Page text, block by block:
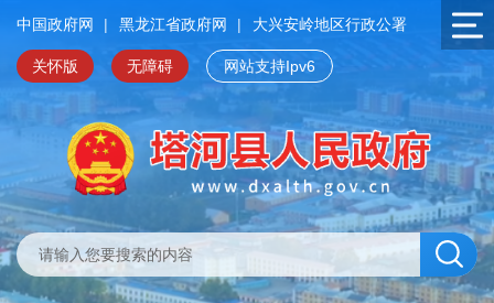
中国政府网 | 黑龙江省政府网 | 大兴安岭地区行政公署
关怀版 无障碍 网站支持Ipv6